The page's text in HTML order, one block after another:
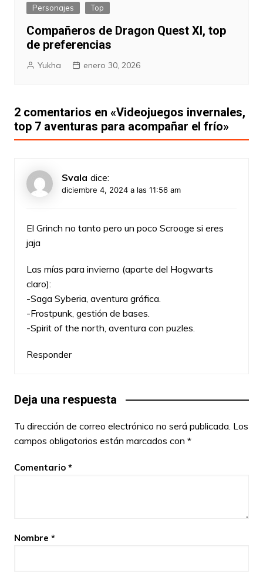
Personajes Top
Compañeros de Dragon Quest XI, top
de preferencias
Yukha enero 30, 2026
2 comentarios en «Videojuegos invernales,
top 7 aventuras para acompañar el frío»
Svala dice:
diciembre 4, 2024 a las 11:56 am
El Grinch no tanto pero un poco Scrooge si eres
jaja
Las mías para invierno (aparte del Hogwarts
claro):
-Saga Syberia, aventura gráfica.
-Frostpunk, gestión de bases.
-Spirit of the north, aventura con puzles.
Responder
Deja una respuesta
Tu dirección de correo electrónico no será publicada. Los
campos obligatorios están marcados con *
Comentario *
Nombre *